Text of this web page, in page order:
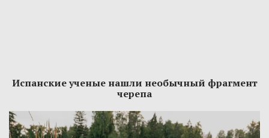
Испанские ученые нашли необычный фрагмент
черепа